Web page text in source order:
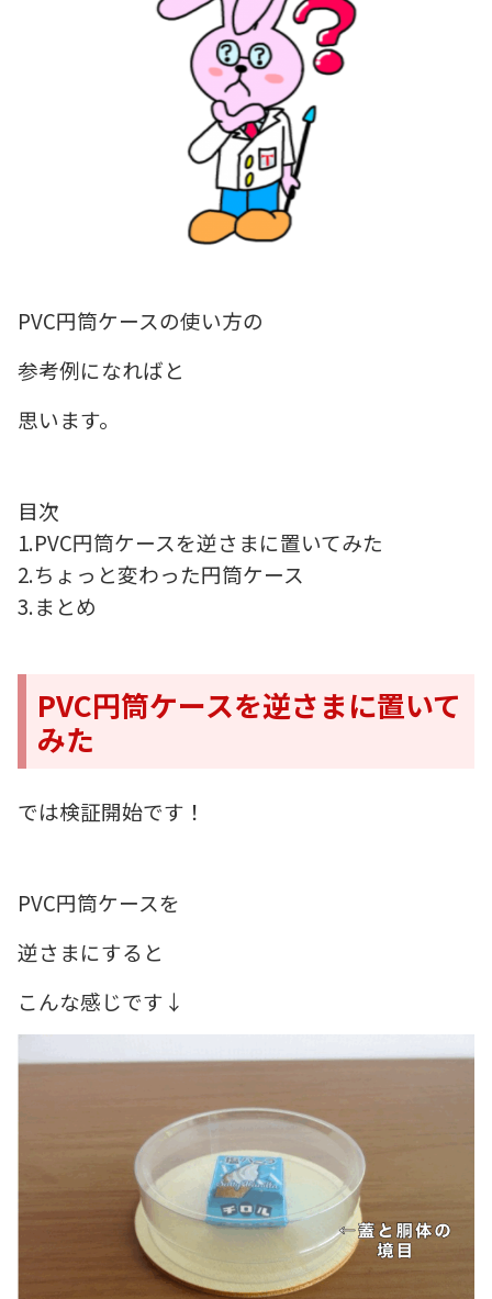
PVC円筒ケースの使い方の
参考例になればと
思います。
目次
1.PVC円筒ケースを逆さまに置いてみた
2.ちょっと変わった円筒ケース
3.まとめ
PVC円筒ケースを逆さまに置いて
みた
では検証開始です！
PVC円筒ケースを
逆さまにすると
こんな感じです↓